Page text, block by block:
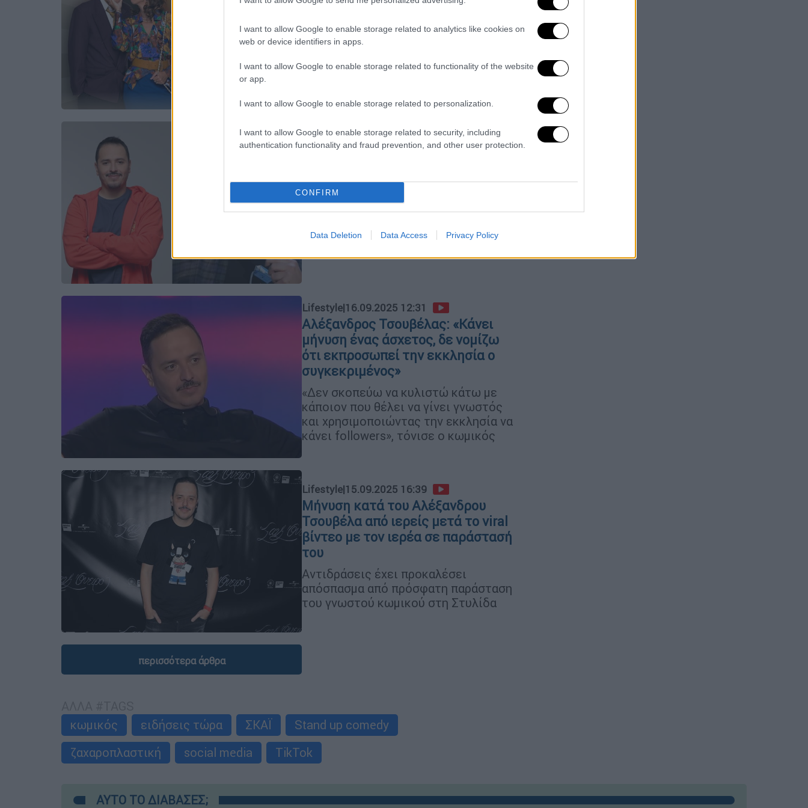
I want to allow Google to enable storage related to analytics like cookies on
web or device identifiers in apps.
I want to allow Google to enable storage related to functionality of the website
or app.
I want to allow Google to enable storage related to personalization.
I want to allow Google to enable storage related to security, including
authentication functionality and fraud prevention, and other user protection.
CONFIRM
Data Deletion Data Access Privacy Policy
πρεμιέρα στο Τότε και στο Τώρα
Οι εποχές αλλάζουν - Οι κόντρες
μένουν
σχόλιο του Αλέξανδρου Τσουβέλα
μετά τον χαμό με τον Πάρι Ρούπο
κυριάρχησε την Πέμπτη.
Lifestyle|16.09.2025 12:31
Αλέξανδρος Τσουβέλας: «Κάνει
μήνυση ένας άσχετος, δε νομίζω
ότι εκπροσωπεί την εκκλησία ο
συγκεκριμένος»
«Δεν σκοπεύω να κυλιστώ κάτω με
κάποιον που θέλει να γίνει γνωστός
και χρησιμοποιώντας την εκκλησία να
κάνει followers», τόνισε ο κωμικός
Lifestyle|15.09.2025 16:39
Μήνυση κατά του Αλέξανδρου
Τσουβέλα από ιερείς μετά το viral
βίντεο με τον ιερέα σε παράστασή
του
Αντιδράσεις έχει προκαλέσει
απόσπασμα από πρόσφατη παράσταση
του γνωστού κωμικού στη Στυλίδα
περισσότερα άρθρα
κωμικός
ειδήσεις τώρα ΣΚΑΪ
Stand up comedy
ζαχαροπλαστική
social media TikTok
ΑΥΤΟ ΤΟ ΔΙΑΒΑΣΕΣ;